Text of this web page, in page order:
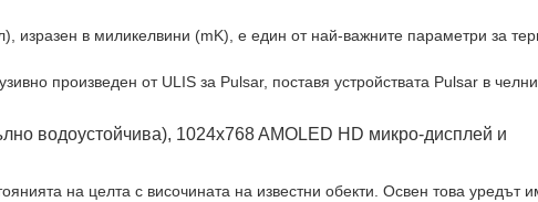
в миликелвини (mK), е един от най-важните параметри за
произведен от ULIS за Pulsar, поставя устройствата Pulsar в
водоустойчива), 1024x768 AMOLED HD микро-дисплей и
на целта с височината на известни обекти. Освен това